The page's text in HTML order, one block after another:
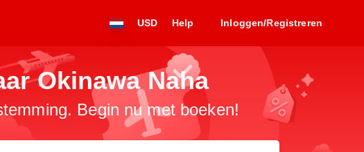
USD Help Inloggen/Registreren
Okinawa Naha
Begin nu met boeken!